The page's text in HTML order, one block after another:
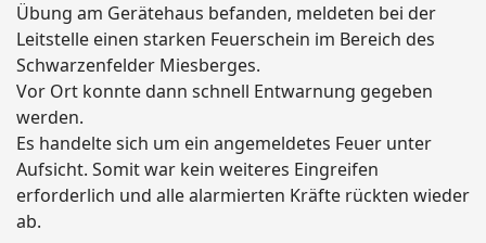
Übung am Gerätehaus befanden, meldeten bei der
Leitstelle einen starken Feuerschein im Bereich des
Schwarzenfelder Miesberges.
Vor Ort konnte dann schnell Entwarnung gegeben
werden.
Es handelte sich um ein angemeldetes Feuer unter
Aufsicht. Somit war kein weiteres Eingreifen
erforderlich und alle alarmierten Kräfte rückten wieder
ab.